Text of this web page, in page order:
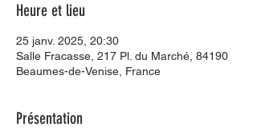
Heure et lieu
25 janv. 2025, 20:30
Salle Fracasse, 217 Pl. du Marché, 84190
Beaumes-de-Venise, France
Présentation